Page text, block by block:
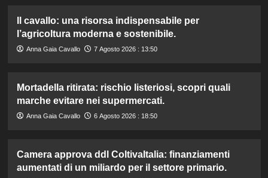
Il cavallo: una risorsa indispensabile per
l’agricoltura moderna e sostenibile.
Anna Gaia Cavallo 7 Agosto 2026 : 13:50
Mortadella ritirata: rischio listeriosi, scopri quali
marche evitare nei supermercati.
Anna Gaia Cavallo 6 Agosto 2026 : 18:50
Camera approva ddl ColtivaItalia: finanziamenti
aumentati di un miliardo per il settore primario.